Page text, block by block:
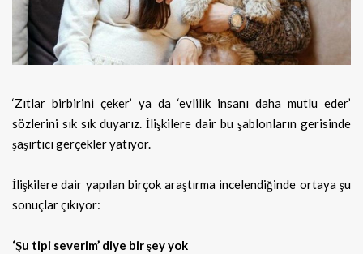
‘Zıtlar birbirini çeker’ ya da ‘evlilik insanı daha mutlu eder’
sözlerini sık sık duyarız. İlişkilere dair bu şablonların gerisinde
şaşırtıcıgerçekler yatıyor.
İlişkilere dair yapılan birçok araştırma incelendiğinde ortaya şu
sonuçlar çıkıyor:
‘Şu tipi severim’ diye bir şey yok